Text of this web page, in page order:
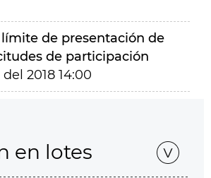
límite de presentación de
de participación
2018 14:00
en lotes